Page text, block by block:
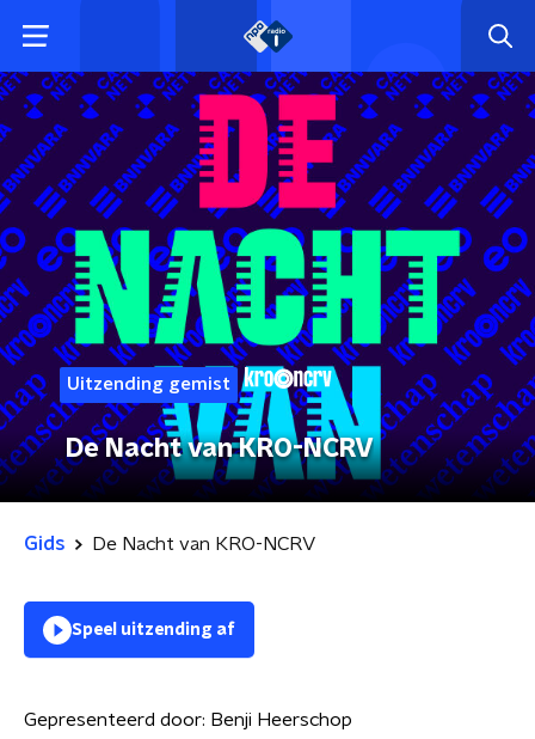
Uitzending gemist
De Nacht van KRO-NCRV
Gids De Nacht van KRO-NCRV
Speel uitzending af
Gepresenteerd door: Benji Heerschop